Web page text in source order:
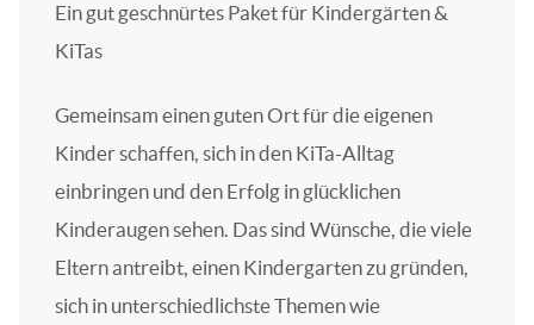
Ein gut geschnürtes Paket für Kindergärten &
KiTas
Gemeinsam einen guten Ort für die eigenen
Kinder schaffen, sich in den KiTa-Alltag
einbringen und den Erfolg in glücklichen
Kinderaugen sehen. Das sind Wünsche, die viele
Eltern antreibt, einen Kindergarten zu gründen,
sich in unterschiedlichste Themen wie